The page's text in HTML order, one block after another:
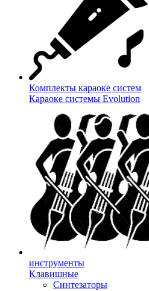
Комплекты караоке систем
Караоке системы Evolution
инструменты
Клавишные
Синтезаторы